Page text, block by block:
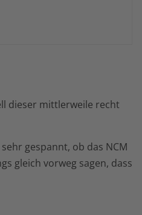
dieser mittlerweile recht
gespannt, ob das NCM
gleich vorweg sagen, dass